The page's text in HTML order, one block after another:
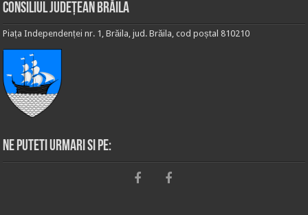
Consiliul Județean Brăila
Piața Independenței nr. 1, Brăila, jud. Brăila, cod poștal 810210
Ne puteti urmari si pe: